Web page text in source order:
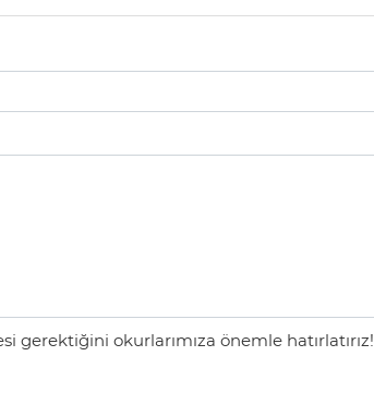
okurlarımıza önemle hatırlatırız!